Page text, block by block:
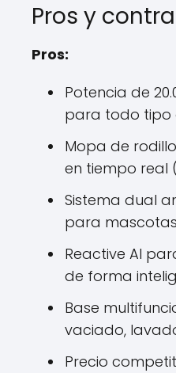
Pros y
Pros:
Potencia de
para todo tipo
Mopa de
en tiempo real
Sistema dual
para mascotas
Reactive AI
de forma
Base
vaciado,
Precio